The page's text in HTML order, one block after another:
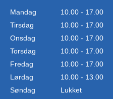
Mandag
10.00 - 17.00
Tirsdag
10.00 - 17.00
Onsdag
10.00 - 17.00
Torsdag
10.00 - 17.00
Fredag
10.00 - 17.00
Lørdag
10.00 - 13.00
Søndag
Lukket